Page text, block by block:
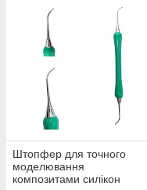
Штопфер для точного
моделювання
композитами силікон